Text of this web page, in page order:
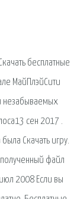
бесплатные
МайПлэйСити
незабываемых
сен 2017 .
Скачать игру.
полученный файл
2008 Если вы